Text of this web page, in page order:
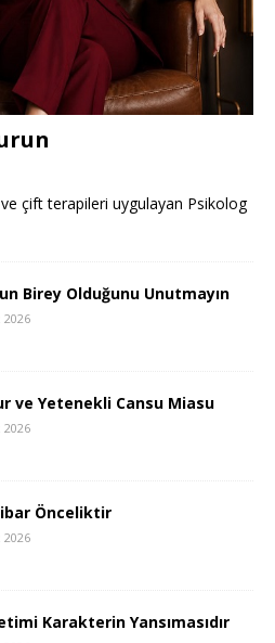
çift terapileri uygulayan Psikolog
Birey Olduğunu Unutmayın
ve Yetenekli Cansu Miasu
Önceliktir
Karakterin Yansımasıdır